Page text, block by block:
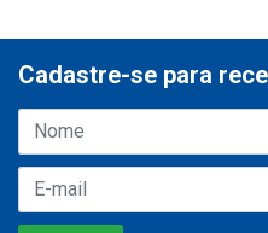
Cadastre-se para